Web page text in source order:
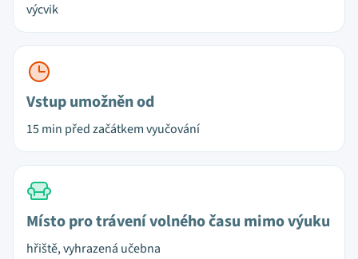
výcvik
Vstup umožněn od
15 min před začátkem vyučování
Místo pro trávení volného času mimo výuku
hřiště, vyhrazená učebna